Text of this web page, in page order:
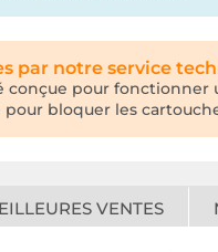
par notre service
pour fonctionner
bloquer les
VENTES